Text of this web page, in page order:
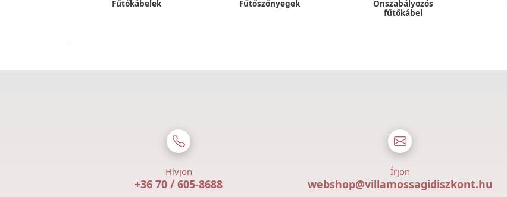
Fűtőkábelek Fűtőszőnyegek
Önszabályozós
fűtőkábel
Hívjon
+36 70 / 605-8688
Írjon
webshop@villamossagidiszkont.hu